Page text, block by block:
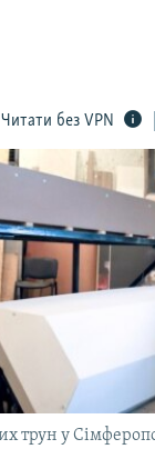
Читати без VPN
трун у